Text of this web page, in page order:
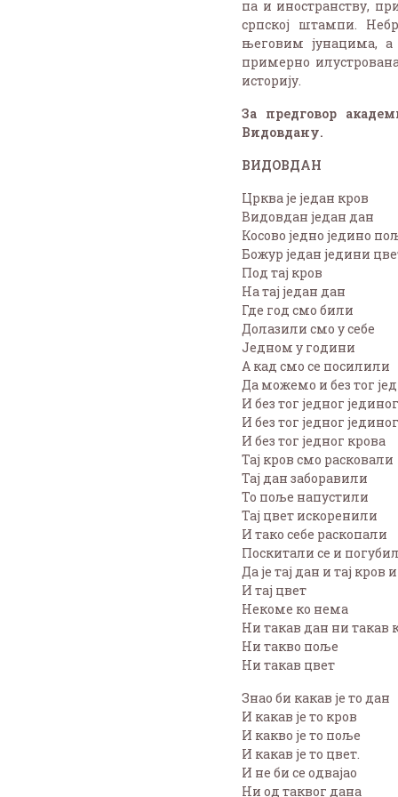
па и иностранству,
српској штампи.
његовим јунацима,
примерно
историју.
За предговор
Видовдану.
ВИДОВДАН
Црква је један кров
Видовдан један дан
Косово једно једино
Божур један једини
Под тај кров
На тај један дан
Где год смо били
Долазили смо у себе
Једном у години
А кад смо се посилили
Да можемо и без тог
И без тог једног
И без тог једног
И без тог једног крова
Тај кров смо расковали
Тај дан заборавили
То поље напустили
Тај цвет искоренили
И тако себе раскопали
Поскитали се и
Да је тај дан и тај кров
И тај цвет
Некоме ко нема
Ни такав дан ни такав
Ни такво поље
Ни такав цвет
Знао би какав је то дан
И какав је то кров
И какво је то поље
И какав је то цвет.
И не би се одвајао
Ни од таквог дана